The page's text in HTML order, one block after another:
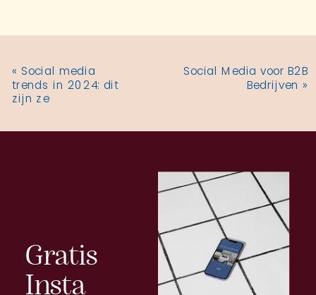
« Social media
trends in 2024: dit
zijn ze
Social Media voor B2B
Bedrijven »
Gratis
Insta